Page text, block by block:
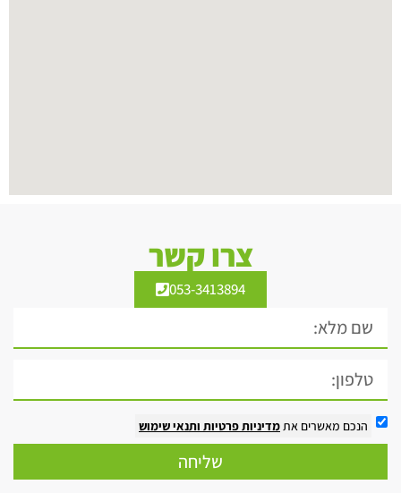
צרו קשר
053-3413894
הנכם מאשרים אתמדיניות פרטיות ותנאי שימוש
שליחה